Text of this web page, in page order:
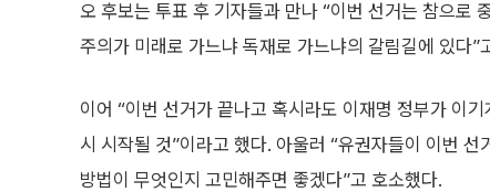
오 후보는 투표 후 기자들과 만나 “이번 선거는 참으로
주의가 미래로 가느냐 독재로 가느냐의 갈림길에 있다”
이어 “이번 선거가 끝나고 혹시라도 이재명 정부가 이
시 시작될 것”이라고 했다. 아울러 “유권자들이 이번
방법이 무엇인지 고민해주면 좋겠다”고 호소했다.